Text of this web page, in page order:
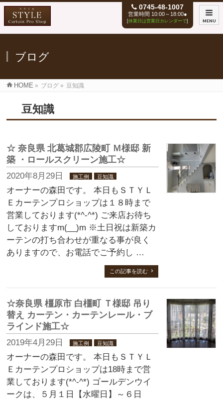
0745-48-1007
営業時間 10:00～18:00●
[休業日は営業日カレンダーで] MENU
ブログ
HOME » ブログ » 豆知識
豆知識
☆ 奈良県 北葛城郡広陵町 Ｍ様邸 新
築 ・ロールスクリーン施工☆
2020年8月29日 施工例 豆知識
オーナーの森田です。 本日もＳＴＹＬ
Ｅカーテンプロショップは１８時まで
営業しております(*^-^*) ご来店お待ち
しておりますm(__)m ※土日祝は新築カ
ーテンの打ち合わせが重なる事が良く
ありますので、お電話でご予約し …
この記事を読む
☆奈良県 橿原市 白橿町 Ｔ様邸 吊り
替え カーテン・カーテンレール・ブ
ラインド施工☆
2019年4月29日 施工例 豆知識
オーナーの森田です。 本日もＳＴＹＬ
Ｅカーテンプロショップは18時まで営
業しております(*^-^*) ゴールデンウイ
ークは、５月１日【水曜日】～６日